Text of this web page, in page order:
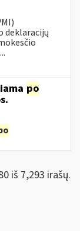
deklaracijų
po
iš 7,293 irašų.